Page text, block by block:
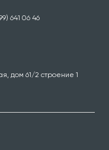
дом 61/2 строение 1